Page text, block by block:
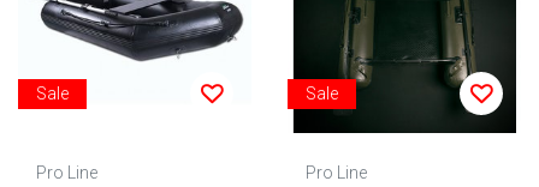
Sale
Pro Line
Sale
Pro Line